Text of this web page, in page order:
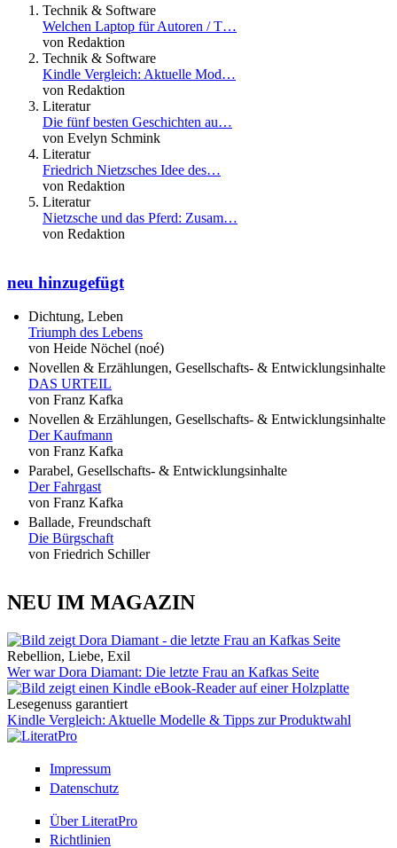
Technik & Software
Welchen Laptop für Autoren / T…
von Redaktion
Technik & Software
Kindle Vergleich: Aktuelle Mod…
von Redaktion
Literatur
Die fünf besten Geschichten au…
von Evelyn Schmink
Literatur
Friedrich Nietzsches Idee des…
von Redaktion
Literatur
Nietzsche und das Pferd: Zusam…
von Redaktion
neu hinzugefügt
Dichtung, Leben
Triumph des Lebens
von Heide Nöchel (noé)
Novellen & Erzählungen, Gesellschafts- & Entwicklungsinhalte
DAS URTEIL
von Franz Kafka
Novellen & Erzählungen, Gesellschafts- & Entwicklungsinhalte
Der Kaufmann
von Franz Kafka
Parabel, Gesellschafts- & Entwicklungsinhalte
Der Fahrgast
von Franz Kafka
Ballade, Freundschaft
Die Bürgschaft
von Friedrich Schiller
NEU IM MAGAZIN
Rebellion, Liebe, Exil
Wer war Dora Diamant: Die letzte Frau an Kafkas Seite
Lesegenuss garantiert
Kindle Vergleich: Aktuelle Modelle & Tipps zur Produktwahl
Impressum
Datenschutz
Über LiteratPro
Richtlinien